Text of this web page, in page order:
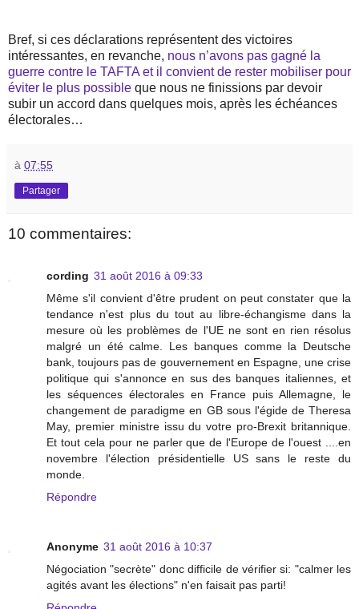
Bref, si ces déclarations représentent des victoires
intéressantes, en revanche, nous n’avons pas gagné la
guerre contre le TAFTA et il convient de rester mobiliser pour
éviter le plus possible que nous ne finissions par devoir
subir un accord dans quelques mois, après les échéances
électorales…
à 07:55
Partager
10 commentaires:
cording 31 août 2016 à 09:33
Même s'il convient d'être prudent on peut constater que la
tendance n'est plus du tout au libre-échangisme dans la
mesure où les problèmes de l'UE ne sont en rien résolus
malgré un été calme. Les banques comme la Deutsche
bank, toujours pas de gouvernement en Espagne, une crise
politique qui s'annonce en sus des banques italiennes, et
les séquences électorales en France puis Allemagne, le
changement de paradigme en GB sous l'égide de Theresa
May, premier ministre issu du votre pro-Brexit britannique.
Et tout cela pour ne parler que de l'Europe de l'ouest ....en
novembre l'élection présidentielle US sans le reste du
monde.
Répondre
Anonyme 31 août 2016 à 10:37
Négociation "secrète" donc difficile de vérifier si: "calmer les
agités avant les élections" n'en faisait pas parti!